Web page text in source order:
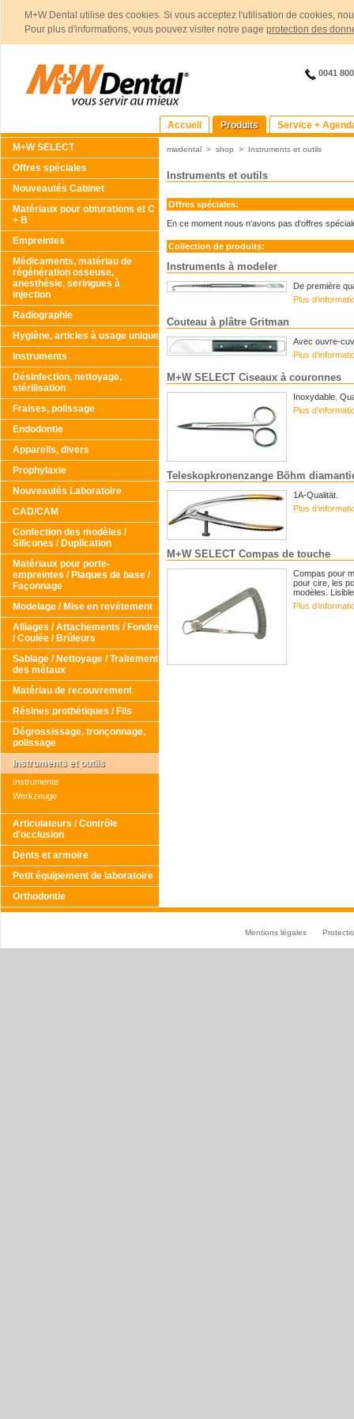
M+W Dental utilise des cookies. Si vous acceptez l'utilisation de cookies,
Pour plus d'informations, vous pouvez visiter notre page protection des
0041
Accueil Produits
Service +
M+W SELECT
Offres spéciales
Nouveautés Cabinet
Matériaux pour obturations et C
+ B
Empreintes
Médicaments, matériau de
régénération osseuse,
anesthésie, seringues à
injection
Radiographie
Hygiène, articles à usage unique
Instruments
Désinfection, nettoyage,
stérilisation
Fraises, polissage
Endodontie
Appareils, divers
Prophylaxie
Nouveautés Laboratoire
CAD/CAM
Confection des modèles /
Silicones / Duplication
Matériaux pour porte-
empreintes / Plaques de base /
Façonnage
Modelage / Mise en revétement
Alliages / Attachements / Fondre
/ Coulée / Brûleurs
Sablage / Nettoyage / Traitement
des métaux
Matériau de recouvrement
Résines prothétiques / Fils
Dégrossissage, tronçonnage,
polissage
Instruments et outils
Instrumente
Werkzeuge
Articulateurs / Contrôle
d'occlusion
Dents et armoire
Petit équipement de laboratoire
Orthodontie
mwdental > shop > Instruments et outils
Instruments et outils
Offres spéciales:
En ce moment nous n‘avons pas d‘offres
Collection de produits:
Instruments à modeler
De première
Plus
Couteau à plâtre Gritman
Avec ouvre-
Plus
M+W SELECT Ciseaux à couronnes
Inoxydable.
Plus
Teleskopkronenzange Böhm
1A-Qualität.
Plus
M+W SELECT Compas de touche
Compas pour
pour cire, les
modèles.
Plus
Mentions légales